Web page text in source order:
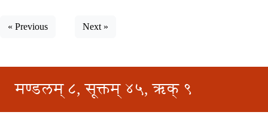
« Previous Next »
मण्डलम् ८, सूक्तम् ४५, ऋक् ९